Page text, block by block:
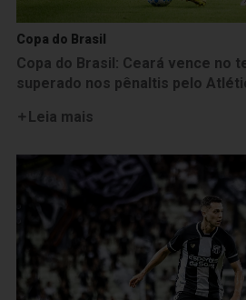
Copa do Brasil
Copa do Brasil: Ceará vence no
superado nos pênaltis pelo
Leia mais